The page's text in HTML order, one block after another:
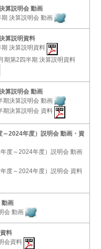
算説明会 動画
決算説明会 動画
算説明資料
決算説明資料
期第2四半期 決算説明資料
算説明会 動画
期決算説明会 動画
期決算説明会 資料
2024年度）説明会 動画・資
度～2024年度）説明会 動画
度～2024年度）説明会 資料
画
会 動画
料
会資料